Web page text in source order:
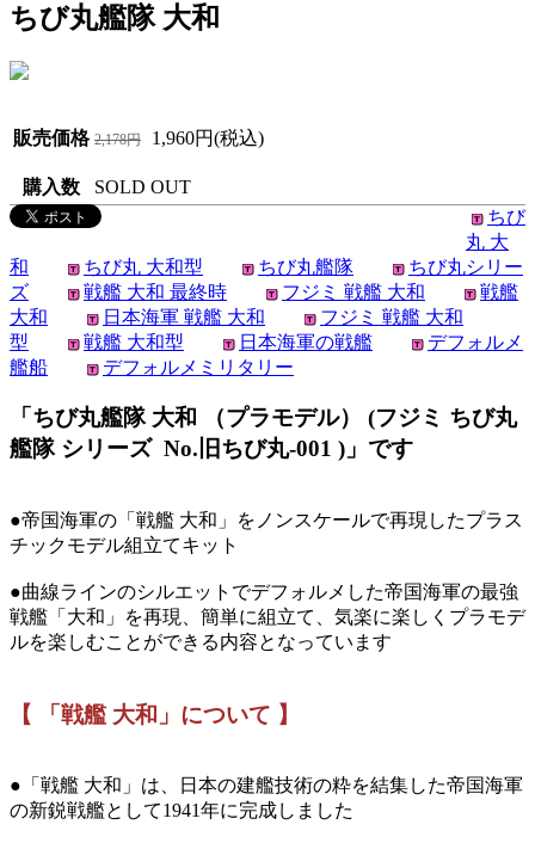
ちび丸艦隊 大和
販売価格 2,178円 1,960円(税込)
購入数
SOLD OUT
ちび
丸 大
和
ちび丸 大和型 ちび丸艦隊
ちび丸シリー
ズ
戦艦 大和 最終時 フジミ 戦艦 大和
戦艦
大和
日本海軍 戦艦 大和
フジミ 戦艦 大和
型
戦艦 大和型 日本海軍の戦艦
デフォルメ
艦船
デフォルメミリタリー
「ちび丸艦隊 大和 （プラモデル） (フジミ ちび丸
艦隊 シリーズ No.旧ちび丸-001 )」です
●帝国海軍の「戦艦 大和」をノンスケールで再現したプラス
チックモデル組立てキット
●曲線ラインのシルエットでデフォルメした帝国海軍の最強
戦艦「大和」を再現、簡単に組立て、気楽に楽しくプラモデ
ルを楽しむことができる内容となっています
【 「戦艦 大和」について 】
●「戦艦 大和」は、日本の建艦技術の粋を結集した帝国海軍
の新鋭戦艦として1941年に完成しました